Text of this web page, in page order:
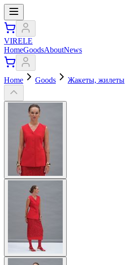
VIRELE
HomeGoodsAboutNews
Home Goods Жакеты, жилеты